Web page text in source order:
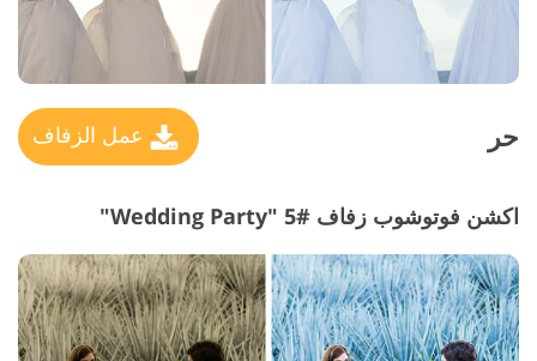
حر عمل الزفاف
اكشن فوتوشوب زفاف #5 "Wedding Party"